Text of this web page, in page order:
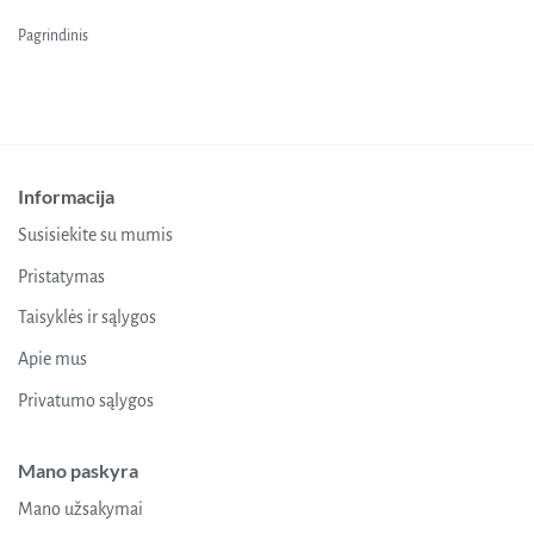
Pagrindinis
Informacija
Susisiekite su mumis
Pristatymas
Taisyklės ir sąlygos
Apie mus
Privatumo sąlygos
Mano paskyra
Mano užsakymai